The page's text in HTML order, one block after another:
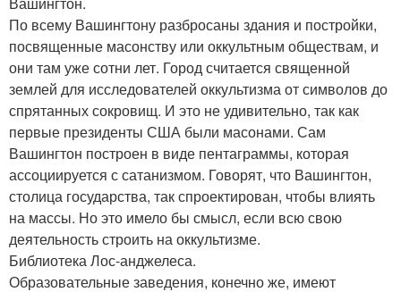
По всему Вашингтону разбросаны здания и постройки,
посвященные масонству или оккультным обществам, и
они там уже сотни лет. Город считается священной
землей для исследователей оккультизма от символов до
спрятанных сокровищ. И это не удивительно, так как
первые президенты США были масонами. Сам
Вашингтон построен в виде пентаграммы, которая
ассоциируется с сатанизмом. Говорят, что Вашингтон,
столица государства, так спроектирован, чтобы влиять
на массы. Но это имело бы смысл, если всю свою
деятельность строить на оккультизме.
Библиотека Лос-анджелеса.
Образовательные заведения, конечно же, имеют